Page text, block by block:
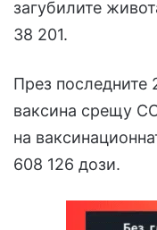
загубилите
38 201.
През последните
ваксина срещу
на
608 126 дози.